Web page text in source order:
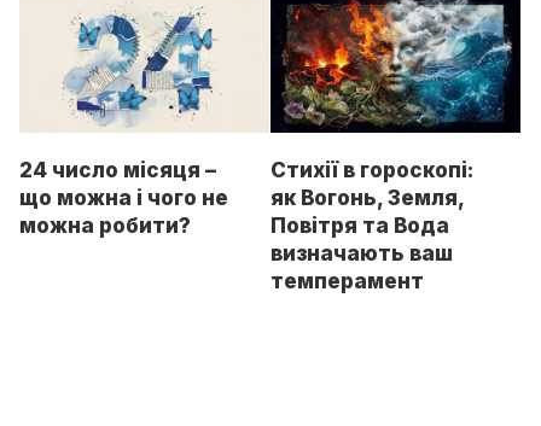
24 число місяця –
що можна і чого не
можна робити?
Стихії в гороскопі:
як Вогонь, Земля,
Повітря та Вода
визначають ваш
темперамент